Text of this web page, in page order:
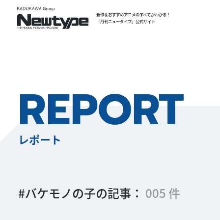
新作＆おすすめアニメのすべてがわかる！
「月刊ニュータイプ」公式サイト
REPORT
レポート
#バケモノの子の記事： 005 件